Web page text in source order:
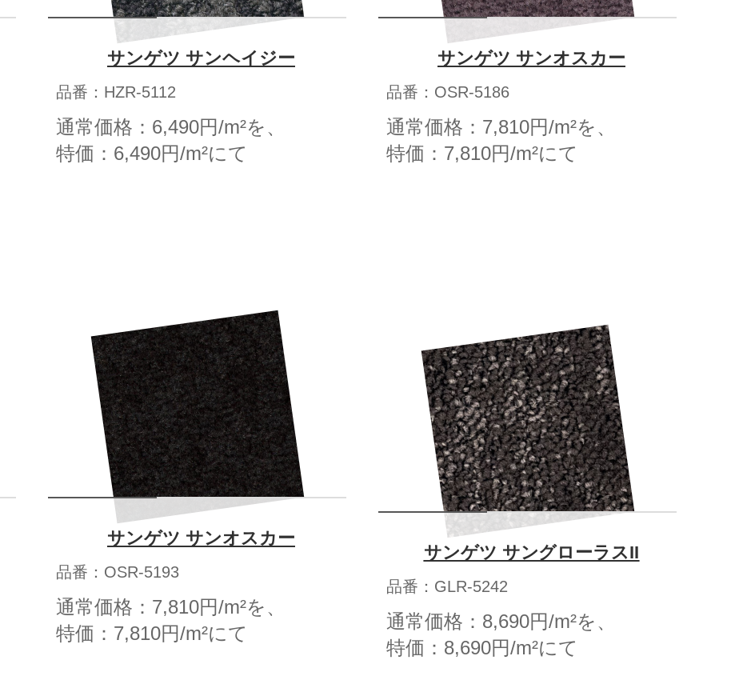
サンゲツ サンヘイジー
品番：HZR-5112
通常価格：6,490円/m²を、
特価：6,490円/m²にて
サンゲツ サンオスカー
品番：OSR-5186
通常価格：7,810円/m²を、
特価：7,810円/m²にて
サンゲツ サンオスカー
品番：OSR-5193
通常価格：7,810円/m²を、
特価：7,810円/m²にて
サンゲツ サングローラスII
品番：GLR-5242
通常価格：8,690円/m²を、
特価：8,690円/m²にて